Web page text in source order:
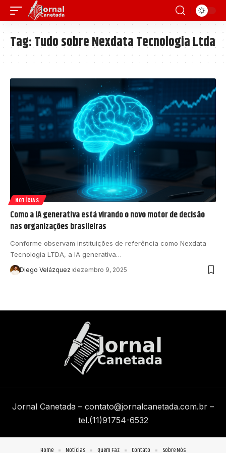
Tag:Tudo sobre Nexdata Tecnologia Ltda
NOTÍCIAS
Como a IA generativa está virando o novo motor de decisão
nas organizações brasileiras
Conforme observam instituições de referência como Nexdata
Tecnologia LTDA, a IA generativa…
Diego Velázquez dezembro 9, 2025
Jornal Canetada – contato@jornalcanetada.com.br –
tel.(11)91754-6532
Home Notícias Quem Faz Contato Sobre Nós